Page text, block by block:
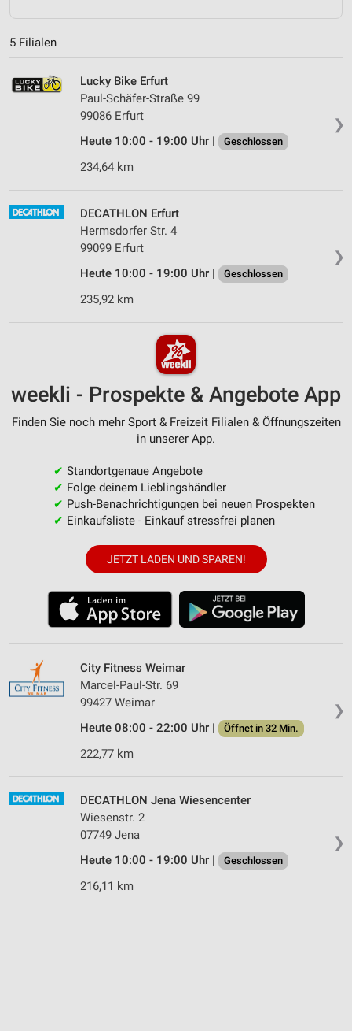
5 Filialen
❯
Lucky Bike Erfurt
Paul-Schäfer-Straße 99
99086 Erfurt
Heute 10:00 - 19:00 Uhr |
Geschlossen
234,64 km
❯
DECATHLON Erfurt
Hermsdorfer Str. 4
99099 Erfurt
Heute 10:00 - 19:00 Uhr |
Geschlossen
235,92 km
weekli - Prospekte & Angebote App
Finden Sie noch mehr Sport & Freizeit Filialen & Öffnungszeiten
in unserer App.
✔ Standortgenaue Angebote
✔ Folge deinem Lieblingshändler
✔ Push-Benachrichtigungen bei neuen Prospekten
✔ Einkaufsliste - Einkauf stressfrei planen
JETZT LADEN UND SPAREN!
❯
City Fitness Weimar
Marcel-Paul-Str. 69
99427 Weimar
Heute 08:00 - 22:00 Uhr |
Öffnet in 32 Min.
222,77 km
❯
DECATHLON Jena Wiesencenter
Wiesenstr. 2
07749 Jena
Heute 10:00 - 19:00 Uhr |
Geschlossen
216,11 km